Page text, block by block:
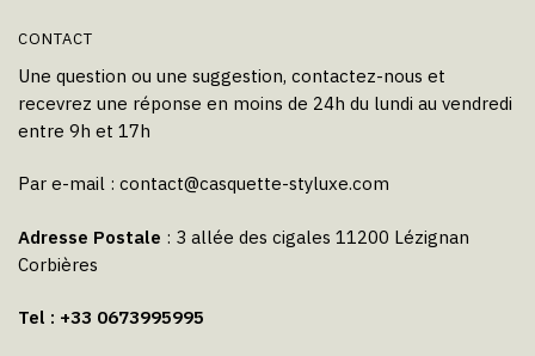
CONTACT
Une question ou une suggestion, contactez-nous et
recevrez une réponse en moins de 24h du lundi au vendredi
entre 9h et 17h
Par e-mail : contact@casquette-styluxe.com
Adresse Postale : 3 allée des cigales 11200 Lézignan
Corbières
Tel : +33 0673995995